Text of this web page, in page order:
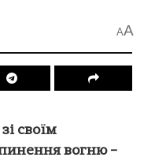
AA
своїм
вогню –